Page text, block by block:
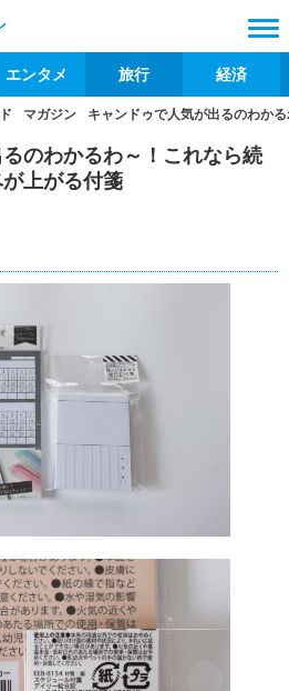
エンタメ 旅行 経済
マガジン キャンドゥで人気が出るのわか
のわかるわ～！これなら続
上がる付箋